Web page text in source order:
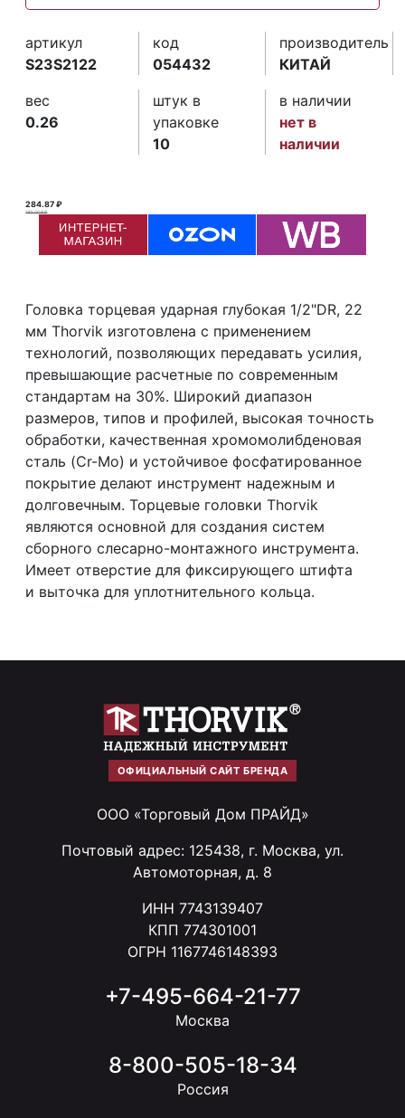
артикул
S23S2122
код
054432
производитель
КИТАЙ
вес
0.26
штук в
упаковке
10
в наличии
нет в
наличии
284.87 ₽
285.00 ₽ ₽
Головка торцевая ударная глубокая 1/2"DR, 22
мм Thorvik изготовлена с применением
технологий, позволяющих передавать усилия,
превышающие расчетные по современным
стандартам на 30%. Широкий диапазон
размеров, типов и профилей, высокая точность
обработки, качественная хромомолибденовая
сталь (Cr-Mo) и устойчивое фосфатированное
покрытие делают инструмент надежным и
долговечным. Торцевые головки Thorvik
являются основной для создания систем
сборного слесарно-монтажного инструмента.
Имеет отверстие для фиксирующего штифта
и выточка для уплотнительного кольца.
ОФИЦИАЛЬНЫЙ САЙТ БРЕНДА
ООО «Торговый Дом ПРАЙД»
Почтовый адрес: 125438, г. Москва, ул.
Автомоторная, д. 8
ИНН 7743139407
КПП 774301001
ОГРН 1167746148393
+7-495-664-21-77
Москва
8-800-505-18-34
Россия